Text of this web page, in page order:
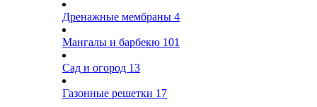
Дренажные мембраны 4
Мангалы и барбекю 101
Сад и огород 13
Газонные решетки 17